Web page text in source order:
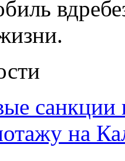
санкции
на